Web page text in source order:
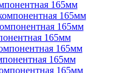
165мм
165мм
165мм
165мм
165мм
165мм
165мм